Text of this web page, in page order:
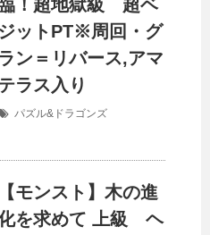
臨！超地獄級 超ベ
ジットPT※周回・グ
ラン＝リバース,アマ
ラス入り
パズル&ドラゴンズ
【モンスト】木の進
を求めて 上級 ヘ